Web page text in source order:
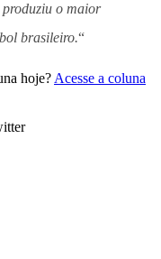
produziu o maior
brasileiro.“
hoje?Acesse a coluna